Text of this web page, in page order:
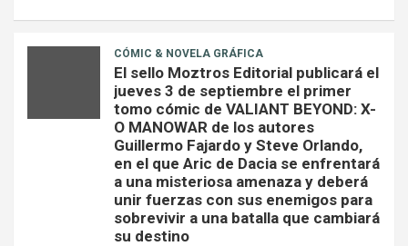
CÓMIC & NOVELA GRÁFICA
El sello Moztros Editorial publicará el
jueves 3 de septiembre el primer
tomo cómic de VALIANT BEYOND: X-
O MANOWAR de los autores
Guillermo Fajardo y Steve Orlando,
en el que Aric de Dacia se enfrentará
a una misteriosa amenaza y deberá
unir fuerzas con sus enemigos para
sobrevivir a una batalla que cambiará
su destino